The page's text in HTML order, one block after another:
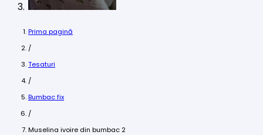
Prima pagină
/
Tesaturi
/
Bumbac fix
/
Muselina ivoire din bumbac 2